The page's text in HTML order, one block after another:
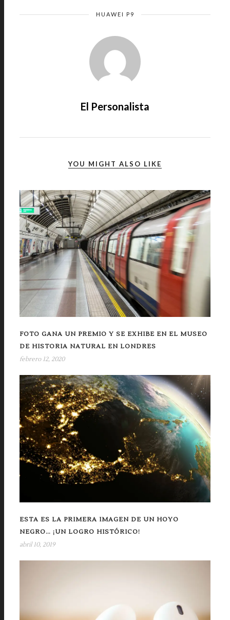
HUAWEI P9
El Personalista
YOU MIGHT ALSO LIKE
FOTO GANA UN PREMIO Y SE EXHIBE EN EL MUSEO
DE HISTORIA NATURAL EN LONDRES
febrero 12, 2020
ESTA ES LA PRIMERA IMAGEN DE UN HOYO
NEGRO… ¡UN LOGRO HISTÓRICO!
abril 10, 2019